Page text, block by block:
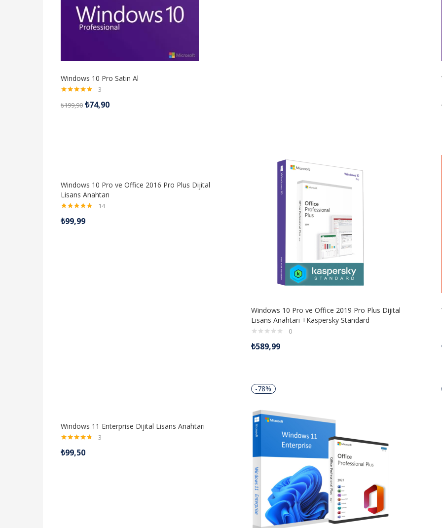
Windows 10 Pro Satın Al
5.00oy aldı
3
₺199,90 ₺74,90
Windows 10 Pro ve Office 2016 Pro Plus Dijital
Lisans Anahtarı
5.00oy aldı
14
₺99,99
Windows 10 Pro ve Office 2019 Pro Plus Dijital
Lisans Anahtarı +Kaspersky Standard
0
₺589,99
Windows 11 Enterprise Dijital Lisans Anahtarı
4.67oy
3
₺99,50
-78%